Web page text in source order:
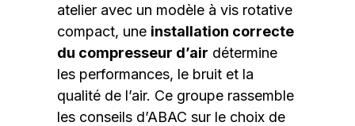
atelier avec un modèle à vis rotative
compact, une installation correcte
du compresseur d’air détermine
les performances, le bruit et la
qualité de l’air. Ce groupe rassemble
les conseils d’ABAC sur le choix de